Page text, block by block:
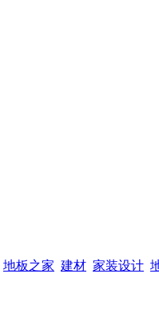
地板之家 建材 家装设计